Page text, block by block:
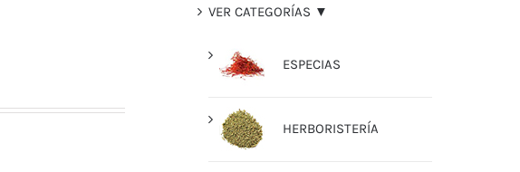
VER CATEGORÍAS ▼
ESPECIAS
HERBORISTERÍA